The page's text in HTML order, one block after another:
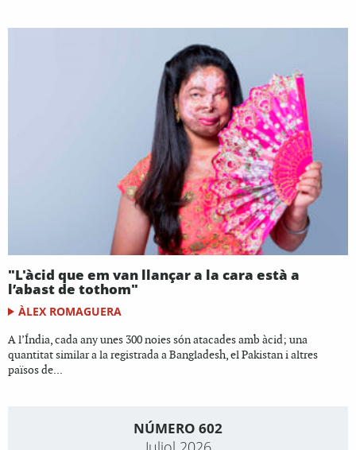
"L'àcid que em van llançar a la cara està a
l’abast de tothom"
ÀLEX ROMAGUERA
A l’Índia, cada any unes 300 noies són atacades amb àcid; una
quantitat similar a la registrada a Bangladesh, el Pakistan i altres
països de...
NÚMERO 602